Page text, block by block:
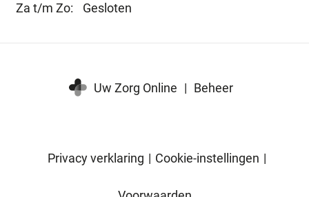
Za t/m Zo:
Gesloten
Uw Zorg Online | Beheer
Privacy verklaring | Cookie-instellingen |